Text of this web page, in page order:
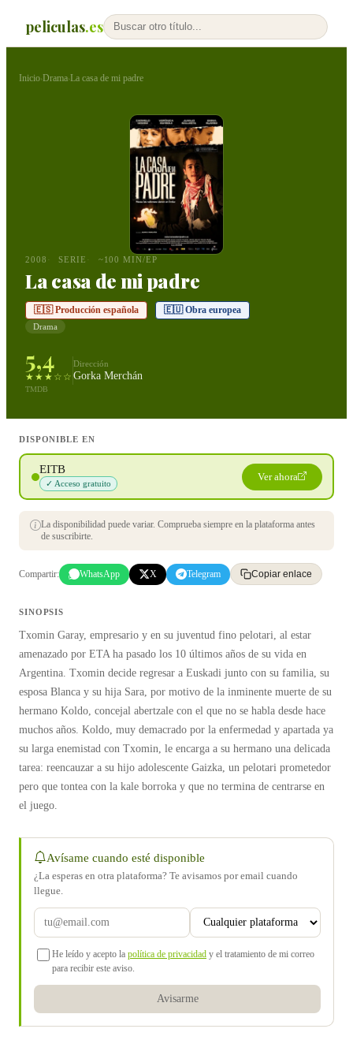
peliculas.es
Inicio›Drama›La casa de mi padre
2008 SERIE ~100 MIN/EP
La casa de mi padre
🇪🇸 Producción española 🇪🇺 Obra europea
Drama
5,4
★★★☆☆
TMDB
Dirección
Gorka Merchán
DISPONIBLE EN
EITB
✓ Acceso gratuito
Ver ahora
La disponibilidad puede variar. Comprueba siempre en la plataforma antes
de suscribirte.
Compartir: WhatsApp X Telegram Copiar enlace
SINOPSIS
Txomin Garay, empresario y en su juventud fino pelotari, al estar
amenazado por ETA ha pasado los 10 últimos años de su vida en
Argentina. Txomin decide regresar a Euskadi junto con su familia, su
esposa Blanca y su hija Sara, por motivo de la inminente muerte de su
hermano Koldo, concejal abertzale con el que no se habla desde hace
muchos años. Koldo, muy demacrado por la enfermedad y apartada ya
su larga enemistad con Txomin, le encarga a su hermano una delicada
tarea: reencauzar a su hijo adolescente Gaizka, un pelotari prometedor
pero que tontea con la kale borroka y que no termina de centrarse en
el juego.
Avísame cuando esté disponible
¿La esperas en otra plataforma? Te avisamos por email cuando
llegue.
He leído y acepto la política de privacidad y el tratamiento de mi correo
para recibir este aviso.
Avisarme